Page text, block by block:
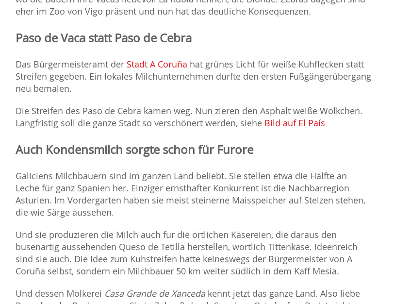
eher im Zoo von Vigo präsent und nun hat das deutliche Konsequenzen.
Paso de Vaca statt Paso de Cebra
Das Bürgermeisteramt der Stadt A Coruña hat grünes Licht für weiße Kuhflecken statt
Streifen gegeben. Ein lokales Milchunternehmen durfte den ersten Fußgängerübergang
neu bemalen.
Die Streifen des Paso de Cebra kamen weg. Nun zieren den Asphalt weiße Wölkchen.
Langfristig soll die ganze Stadt so verschönert werden, siehe Bild auf El País
Auch Kondensmilch sorgte schon für Furore
Galiciens Milchbauern sind im ganzen Land beliebt. Sie stellen etwa die Hälfte an
Leche für ganz Spanien her. Einziger ernsthafter Konkurrent ist die Nachbarregion
Asturien. Im Vordergarten haben sie meist steinerne Maisspeicher auf Stelzen stehen,
die wie Särge aussehen.
Und sie produzieren die Milch auch für die örtlichen Käsereien, die daraus den
busenartig aussehenden Queso de Tetilla herstellen, wörtlich Tittenkäse. Ideenreich
sind sie auch. Die Idee zum Kuhstreifen hatte keineswegs der Bürgermeister von A
Coruña selbst, sondern ein Milchbauer 50 km weiter südlich in dem Kaff Mesia.
Und dessen Molkerei Casa Grande de Xancedakennt jetzt das ganze Land. Also liebe